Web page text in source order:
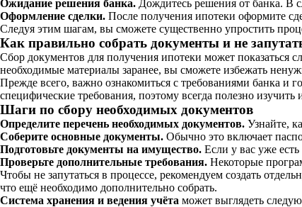
Ожидание решения банка. Дождитесь решения от банка. В
Оформление сделки. После получения ипотеки оформите
Следуя этим шагам, вы сможете существенно упростить
Как правильно собрать документы и не
Сбор документов для получения ипотеки может показаться
необходимые материалы заранее, вы сможете избежать
Прежде всего, важно ознакомиться с требованиями банка и
специфические требования, поэтому всегда полезно
Шаги по сбору необходимых документов
Определите перечень необходимых документов. Узнайте,
Соберите основные документы. Обычно это включает
Подготовьте документы на имущество. Если у вас уже
Проверьте дополнительные требования. Некоторые
Чтобы не запутаться в процессе, рекомендуем создать
что ещё необходимо дополнительно собрать.
Система хранения и ведения учёта может выглядеть